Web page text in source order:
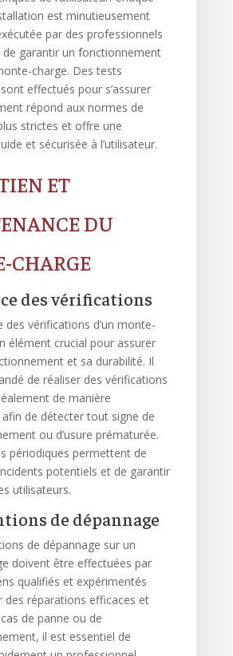
est minutieusement
par des professionnels
de garantir un fonctionnement
charge. Des tests
effectués pour s’assurer
répond aux normes de
strictes et offre une
et sécurisée à l’utilisateur.
ET
DU
CHARGE
des vérifications
des vérifications d’un monte-
élément crucial pour assurer
et sa durabilité. Il
de réaliser des vérifications
de manière
de détecter tout signe de
ou d’usure prématurée.
périodiques permettent de
potentiels et de garantir
utilisateurs.
de dépannage
de dépannage sur un
doivent être effectuées par
qualifiés et expérimentés
des réparations efficaces et
de panne ou de
il est essentiel de